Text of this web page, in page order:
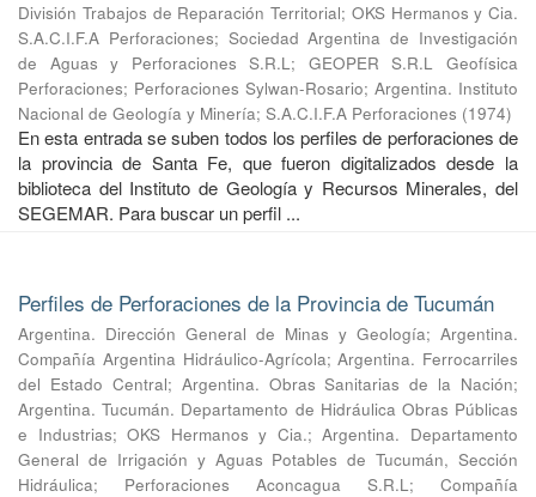
División Trabajos de Reparación Territorial; OKS Hermanos y Cia.
S.A.C.I.F.A Perforaciones; Sociedad Argentina de Investigación
de Aguas y Perforaciones S.R.L; GEOPER S.R.L Geofísica
Perforaciones; Perforaciones Sylwan-Rosario; Argentina. Instituto
Nacional de Geología y Minería; S.A.C.I.F.A Perforaciones (1974)
En esta entrada se suben todos los perfiles de perforaciones de
la provincia de Santa Fe, que fueron digitalizados desde la
biblioteca del Instituto de Geología y Recursos Minerales, del
SEGEMAR. Para buscar un perfil ...
Perfiles de Perforaciones de la Provincia de Tucumán
Argentina. Dirección General de Minas y Geología; Argentina.
Compañía Argentina Hidráulico-Agrícola;Argentina. Ferrocarriles
del Estado Central; Argentina. Obras Sanitarias de la Nación;
Argentina. Tucumán. Departamento de Hidráulica Obras Públicas
e Industrias;OKS Hermanos y Cia.;Argentina. Departamento
General de Irrigación y Aguas Potables de Tucumán, Sección
Hidráulica; Perforaciones Aconcagua S.R.L; Compañía